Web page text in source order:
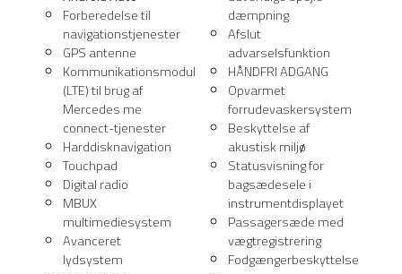
GPS antenne
Kommunikationsmodul
(LTE) til brug af
Mercedes me
connect-tjenester
Harddisknavigation
Touchpad
Digital radio
MBUX
multimediesystem
Avanceret
lydsystem
Fuldt digitalt
instrumentdisplay
advarselsfunktion
HÅNDFRI ADGANG
Opvarmet
forrudevaskersystem
Beskyttelse af
akustisk miljø
Statusvisning for
bagsædesele i
instrumentdisplayet
Passagersæde med
vægtregistrering
Fodgængerbeskyttelse
YDRE